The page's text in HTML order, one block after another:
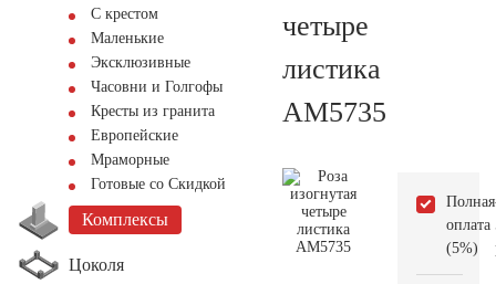
С крестом
Маленькие
Эксклюзивные
Часовни и Голгофы
Кресты из гранита
Европейские
Мраморные
Готовые со Скидкой
Комплексы
Цоколя
четыре
листика
AM5735
Полная
оплата
(5%)